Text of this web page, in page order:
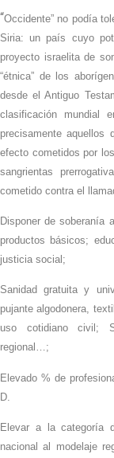
“Occidente” no podía
Siria: un país cuyo
proyecto israelita de
“étnica” de los
desde el Antiguo
clasificación mundial
precisamente
efecto cometidos por
sangrientas
cometido contra el
Disponer de soberanía
productos básicos;
justicia social;
Sanidad gratuita y
pujante algodonera,
uso cotidiano civil;
regional…;
Elevado % de
D.
Elevar a la categoría
nacional al modelaje